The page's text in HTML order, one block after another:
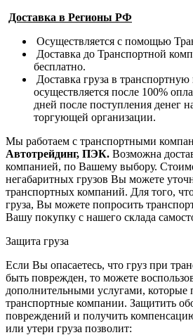
Доставка в Регионы РФ
Осуществляется с помощью
Доставка до Транспортной
бесплатно.
Доставка груза в
осуществляется после 100%
дней после поступления денег
торгующей организации.
Мы работаем с транспортными
Автотрейдинг, ПЭК. Возможна
компанией, по Вашему выбору.
негабаритных грузов Вы можете
транспортных компаний. Для того,
груза, Вы можете попросить
Вашу покупку с нашего склада
Защита груза
Если Вы опасаетесь, что груз при
быть поврежден, то можете
дополнительными услугами, которые
транспортные компании. Защитить
повреждений и получить
или утери груза позволит: